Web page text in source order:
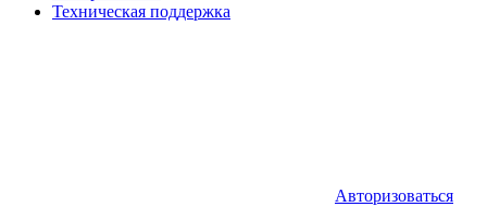
Техническая поддержка
Авторизоваться